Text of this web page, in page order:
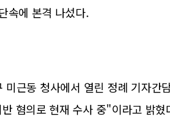
속에 본격 나섰다.
근동 청사에서 열린 정례 기자간
혐의로 현재 수사 중"이라고 밝혔